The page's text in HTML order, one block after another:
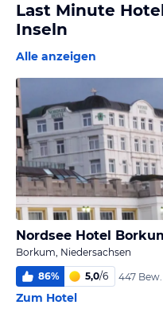
Last Minute
Inseln
Alle anzeigen
Nordsee Hotel
Borkum, Niedersachsen
86% 5,0/6 447 Bew.
Zum Hotel